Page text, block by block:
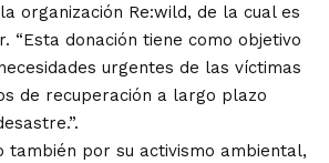
organización Re:wild, de la cual es
“Esta donación tiene como objetivo
urgentes de las víctimas
de recuperación a largo plazo
también por su activismo ambiental,